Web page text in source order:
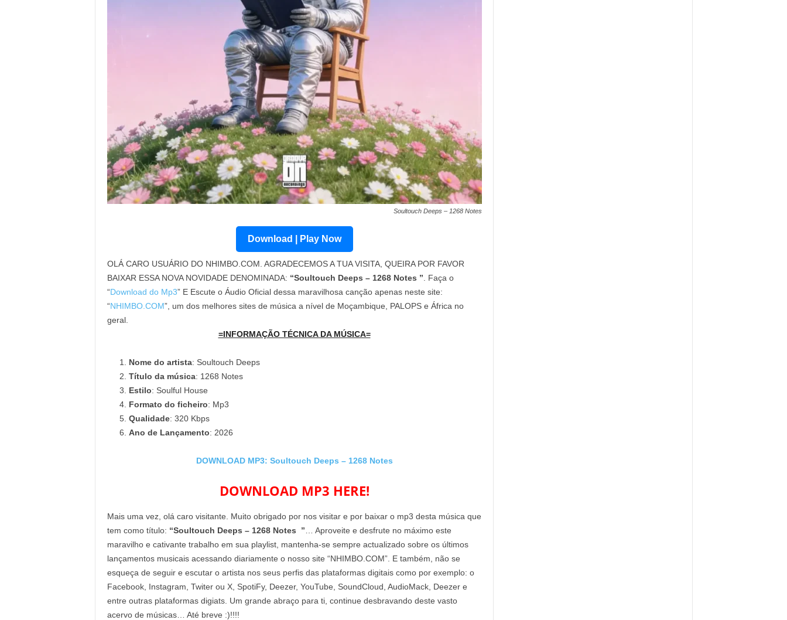
Soultouch Deeps – 1268 Notes
Download | Play Now
OLÁ CARO USUÁRIO DO NHIMBO.COM. AGRADECEMOS A TUA VISITA, QUEIRA POR FAVOR
BAIXAR ESSA NOVA NOVIDADE DENOMINADA: “Soultouch Deeps – 1268 Notes ” . Faça o
“Download do Mp3” E Escute o Áudio Oficial dessa maravilhosa canção apenas neste site:
“NHIMBO.COM”, um dos melhores sites de música a nível de Moçambique, PALOPS e África no
geral.
=INFORMAÇÃO TÉCNICA DA MÚSICA=
Nome do artista: Soultouch Deeps
Título da música: 1268 Notes
Estilo: Soulful House
Formato do ficheiro: Mp3
Qualidade: 320 Kbps
Ano de Lançamento: 2026
DOWNLOAD MP3: Soultouch Deeps – 1268 Notes
DOWNLOAD MP3 HERE!
Mais uma vez, olá caro visitante. Muito obrigado por nos visitar e por baixar o mp3 desta música que
tem como título: “Soultouch Deeps – 1268 Notes ” … Aproveite e desfrute no máximo este
maravilho e cativante trabalho em sua playlist, mantenha-se sempre actualizado sobre os últimos
lançamentos musicais acessando diariamente o nosso site “NHIMBO.COM”. E também, não se
esqueça de seguir e escutar o artista nos seus perfis das plataformas digitais como por exemplo: o
Facebook, Instagram, Twiter ou X, SpotiFy, Deezer, YouTube, SoundCloud, AudioMack, Deezer e
entre outras plataformas digiats. Um grande abraço para ti, continue desbravando deste vasto
acervo de músicas… Até breve :)!!!!